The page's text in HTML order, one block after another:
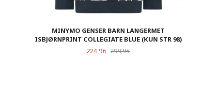
MINYMO GENSER BARN LANGERMET
ISBJØRNPRINT COLLEGIATE BLUE (KUN STR 98)
Tilbud
224,96 299,95Rabatt